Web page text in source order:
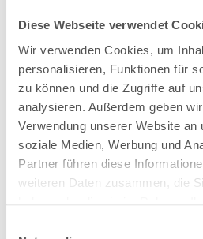
Diese Webseite verwendet
Wir verwenden Cookies, um
personalisieren, Funktionen für
zu können und die Zugriffe auf
analysieren. Außerdem geben
Verwendung unserer Website an
soziale Medien, Werbung und
Partner führen diese
weiteren Daten zusammen, die
PVC-Poolfolie 0,8 mm mit Einhängebiese +
hochwertigem und stabilem Aluminium
Kunststoff.
Als PLUS-Setinkl.:
Unterlegvlies 300 g/m²
Einbauskimmer und 2 Einlaufdüsen
SandfilteranlagePOOLSANAPro Next